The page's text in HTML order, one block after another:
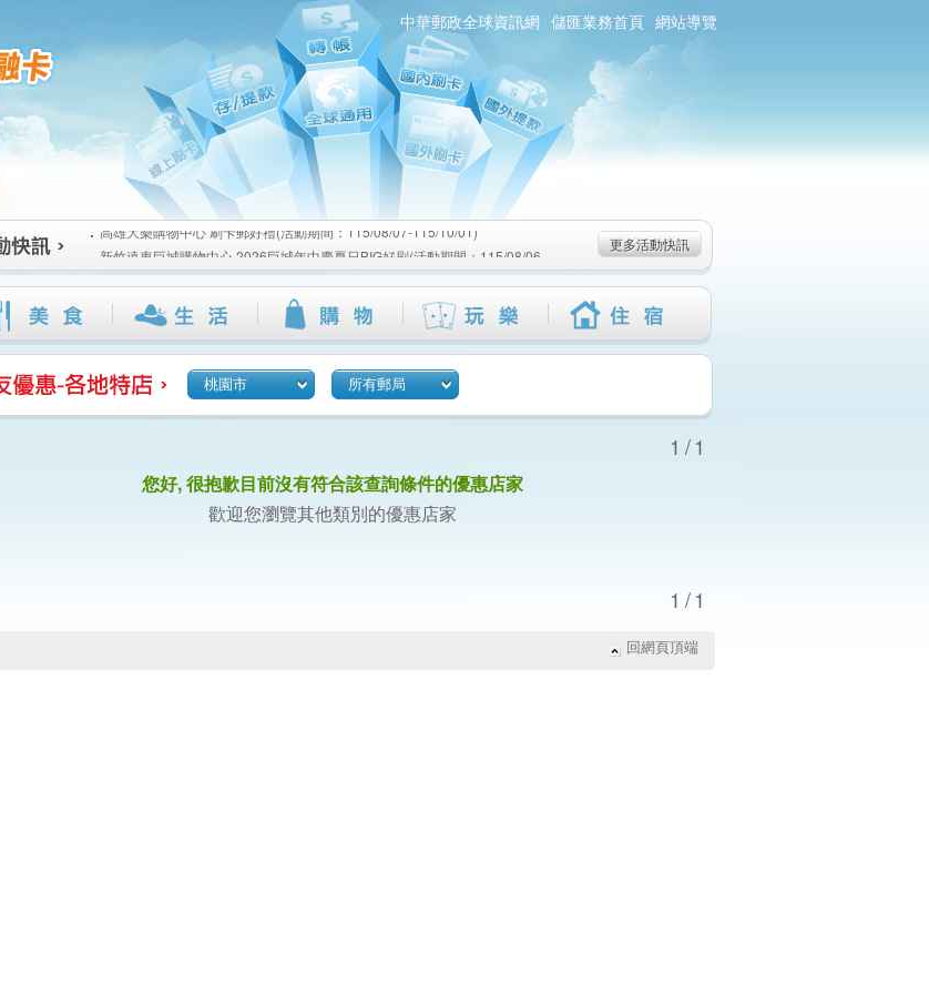
中華郵政全球資訊網 儲匯業務首頁 網站導覽
高雄大樂購物中心 刷卡郵好禮(活動期間：115/08/07-115/10/01)
新竹遠東巨城購物中心 2026巨城年中慶夏日BIG好刷(活動期間：115/08/06-
115/08/26)
臺北三創生活 有點東西第2波 刷卡郵好禮(活動期間：115/08/06-115/09/02)
高雄大樂購物中心 刷卡郵好禮(活動期間：115/08/07-115/10/01)
新竹遠東巨城購物中心 2026巨城年中慶夏日BIG好刷(活動期間：115/08/06-
115/08/26)
臺北三創生活 有點東西第2波 刷卡郵好禮(活動期間：115/08/06-115/09/02)
更多活動快訊
桃園市 所有郵局
1/1
您好, 很抱歉目前沒有符合該查詢條件的優惠店家
歡迎您瀏覽其他類別的優惠店家
1/1
回網頁頂端